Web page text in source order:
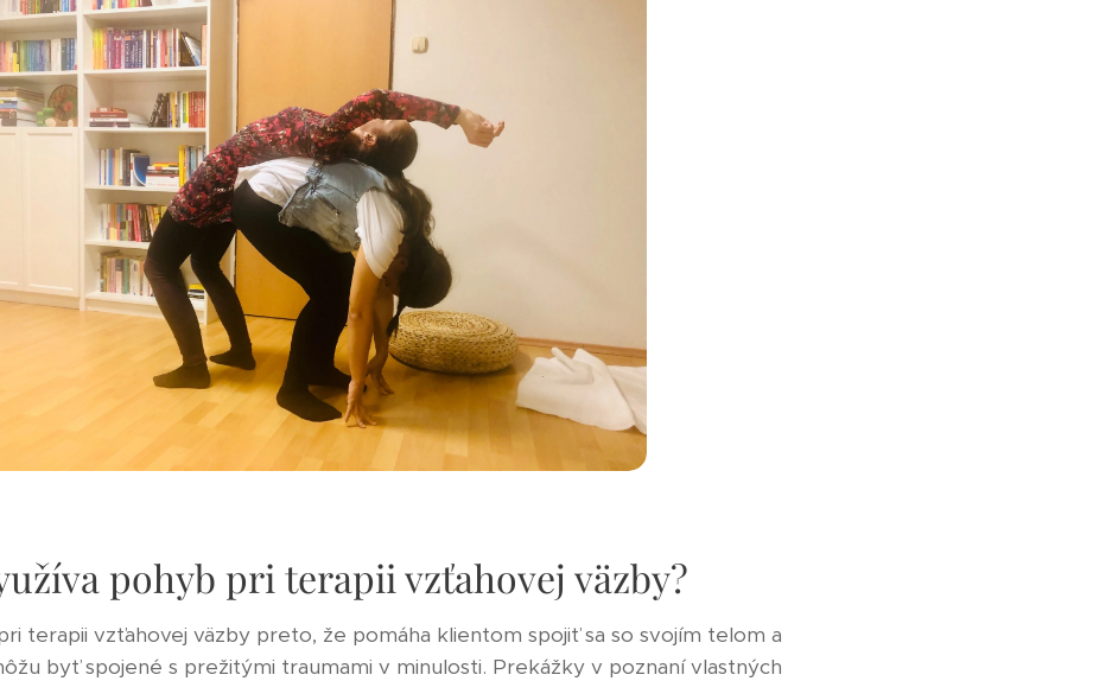
pohyb pri terapii vzťahovej väzby?
terapii vzťahovej väzby preto, že pomáha klientom spojiť sa so svojím telom a
byť spojené s prežitými traumami v minulosti. Prekážky v poznaní vlastných